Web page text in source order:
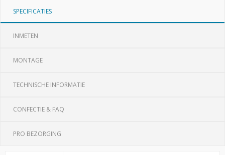
SPECIFICATIES
INMETEN
MONTAGE
TECHNISCHE INFORMATIE
CONFECTIE & FAQ
PRO BEZORGING